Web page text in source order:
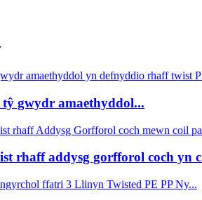
gwydr amaethyddol...
rhaff addysg gorfforol coch yn